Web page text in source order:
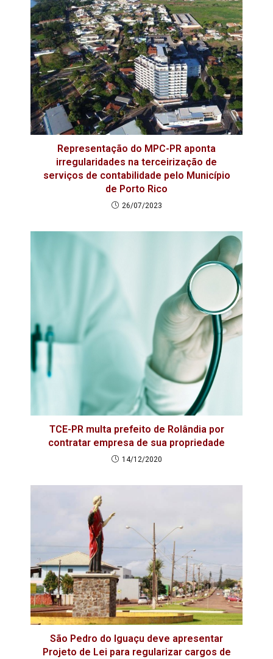
Representação do MPC-PR aponta
irregularidades na terceirização de
serviços de contabilidade pelo Município
de Porto Rico
26/07/2023
TCE-PR multa prefeito de Rolândia por
contratar empresa de sua propriedade
14/12/2020
São Pedro do Iguaçu deve apresentar
Projeto de Lei para regularizar cargos de